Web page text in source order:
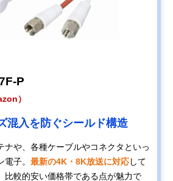
P
）
混入を防ぐシールド構造
ナや、各種ケーブルやコネクタといっ
子。 最新の4K・8K放送に対応して
比較的安い価格帯である点が魅力で